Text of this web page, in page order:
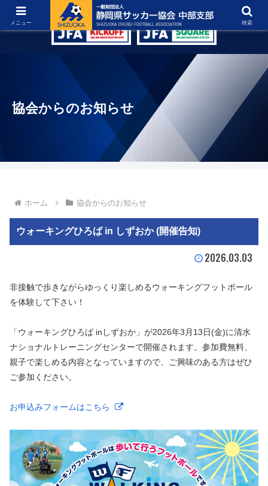
グラウンド紹介 リンク集 お問い合わせ
協会からのお知らせ
ホーム 協会からのお知らせ
ウォーキングひろば in しずおか (開催告知)
2026.03.03
非接触で歩きながらゆっくり楽しめるウォーキングフットボール
を体験して下さい！
「ウォーキングひろば inしずおか」が2026年3月13日(金)に清水
ナショナルトレーニングセンターで開催されます。参加費無料、
親子で楽しめる内容となっていますので、ご興味のある方はぜひ
ご参加ください。
お申込みフォームはこちら
メニュー 検索